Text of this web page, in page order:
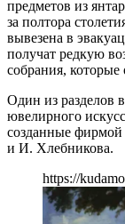
предметов из
за полтора
вывезена в
получат редкую
собрания, которые
Один из разделов
ювелирного
созданные
и И. Хлебникова.
https://